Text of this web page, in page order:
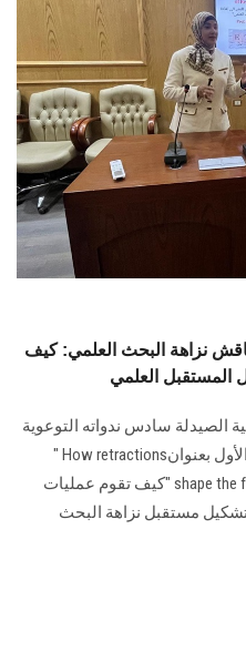
نزاهة البحث العلمي: كيف
المستقبل العلمي
الصيدلة سادس ندواته التوعوية
بالموسم ‏الثقافي للفصل الدراسي الأول بعنوان‎ " How retractions
‎shape the future of scientific "research integrity‏ ‏‎"‎كيف تقوم عمليات
مستقبل نزاهة البحث